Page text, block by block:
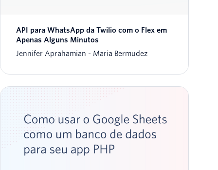
API para WhatsApp da Twilio com o Flex em
Apenas Alguns Minutos
Jennifer Aprahamian
Maria Bermudez